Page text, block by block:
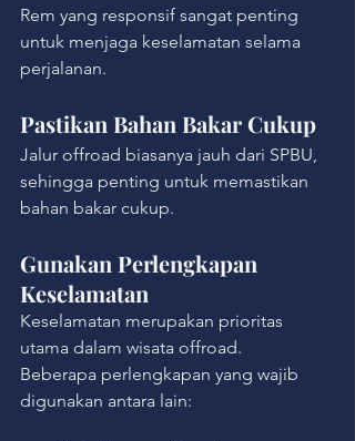
Rem yang responsif sangat penting
untuk menjaga keselamatan selama
perjalanan.
Pastikan Bahan Bakar Cukup
Jalur offroad biasanya jauh dari SPBU,
sehingga penting untuk memastikan
bahan bakar cukup.
Gunakan Perlengkapan
Keselamatan
Keselamatan merupakan prioritas
utama dalam wisata offroad.
Beberapa perlengkapan yang wajib
digunakan antara lain: